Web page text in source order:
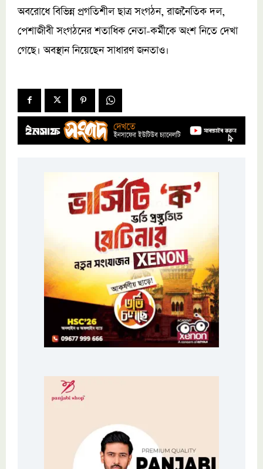
অবরোধে বিভিন্ন প্রগতিশীল ছাত্র সংগঠন, রাজনৈতিক দল,
পেশাজীবী সংগঠনের শতাধিক নেতা-কর্মীকে অংশ নিতে দেখা
গেছে। অবস্থান নিয়েছেন সাধারণ জনতাও।